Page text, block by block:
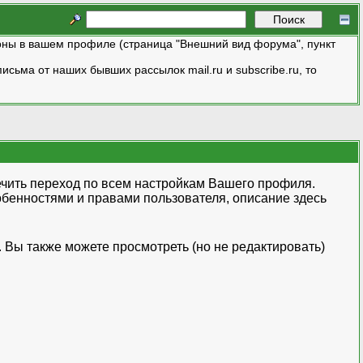
в вашем профиле (страница "Внешний вид форума", пункт
от наших бывших рассылок mail.ru и subscribe.ru, то
переход по всем настройкам Вашего профиля.
и правами пользователя, описание здесь
также можете просмотреть (но не редактировать)